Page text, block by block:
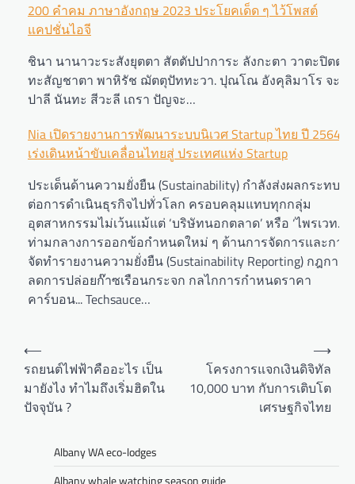
200 คำคม ภาษาอังกฤษ 2023 ประโยคเด็ด ๆ ไว้โพสต์
แคปชั่นไอจี
ชินา นานาวะระสังยุตตา สัตตัปปาการะ ลังกะตา วาตะปิตตา
ทะสัญชาตา พาหิรัช ฌัตตุปัททะวา. ปุณโณ อังคุลิมาโร จะ อุ
ปาลี นันทะ สีวะลี เถรา ปัญจะ…
Nia เปิดรายงานการพัฒนาระบบนิเวศ Startup ไทย ปี 2564
เร่งเดินหน้าขับเคลื่อนไทยสู่ ประเทศแห่ง Startup
ประเด็นด้านความยั่งยืน (Sustainability) กำลังส่งผลกระทบ
ต่อการดำเนินธุรกิจไปทั่วโลก ครอบคลุมแทบทุกกลุ่ม
อุตสาหกรรมไม่เว้นแม้แต่ ‘บริษัทนอกตลาด’ หรือ ‘ไพรเวท...
ท่ามกลางการออกข้อกำหนดใหม่ ๆ ด้านการจัดการและการ
จัดทำรายงานความยั่งยืน (Sustainability Reporting) กฎการ
ลดการปล่อยก๊าซเรือนกระจก กลไกการกำหนดราคา
คาร์บอน... Techsauce…
⟵
รถยนต์ไฟฟ้าคืออะไร เป็น
มายังไง ทำไมถึงเริ่มฮิตใน
ปัจจุบัน ?
โครงการแจกเงินดิจิทัล
10,000 บาท กับการเติบโต
เศรษฐกิจไทย
⟶
Albany WA eco-lodges
Albany whale watching season guide